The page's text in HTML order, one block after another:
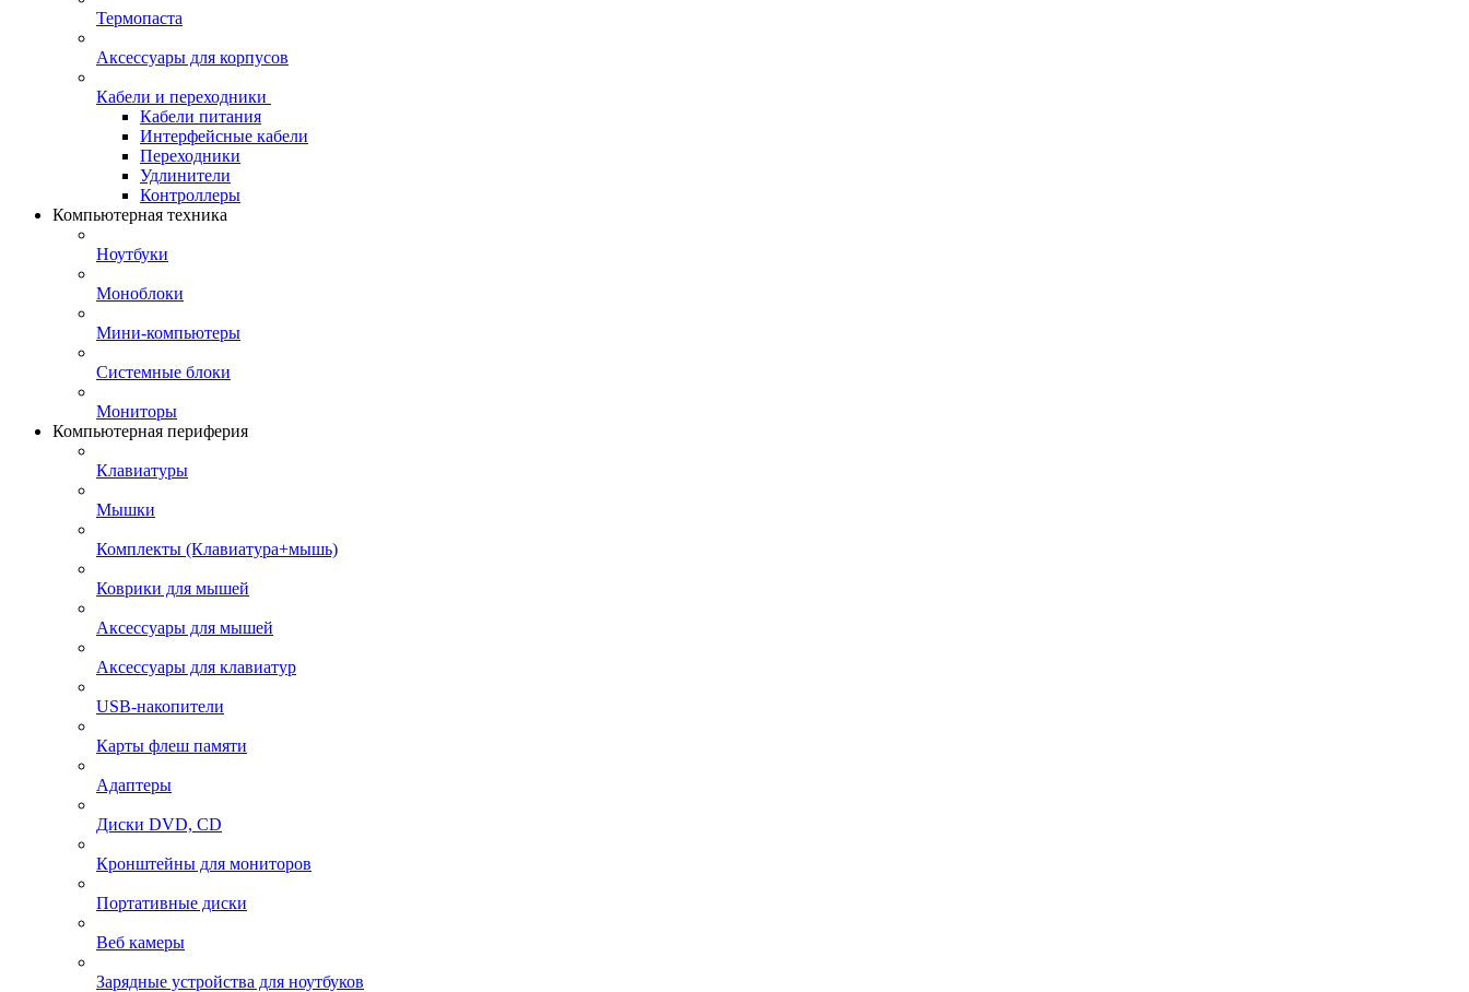
Термопаста
Аксессуары для корпусов
Кабели и переходники
Кабели питания
Интерфейсные кабели
Переходники
Удлинители
Контроллеры
Компьютерная техника
Ноутбуки
Моноблоки
Мини-компьютеры
Системные блоки
Мониторы
Компьютерная периферия
Клавиатуры
Мышки
Комплекты (Клавиатура+мышь)
Коврики для мышей
Аксессуары для мышей
Аксессуары для клавиатур
USB-накопители
Карты флеш памяти
Адаптеры
Диски DVD, CD
Кронштейны для мониторов
Портативные диски
Веб камеры
Зарядные устройства для ноутбуков